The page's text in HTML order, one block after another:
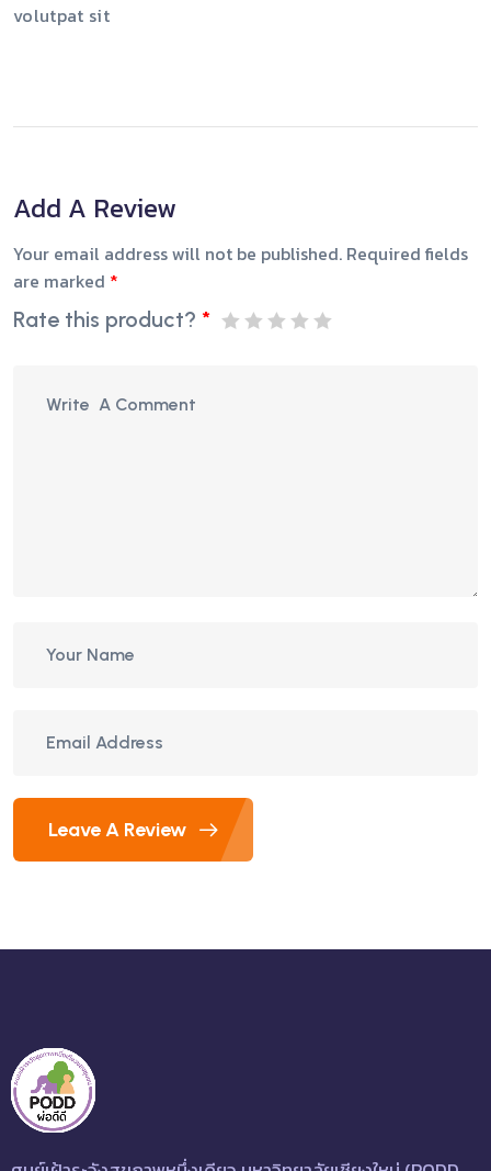
volutpat sit
Add A Review
Your email address will not be published. Required fields
are marked *
Rate this product? *
Leave A Review